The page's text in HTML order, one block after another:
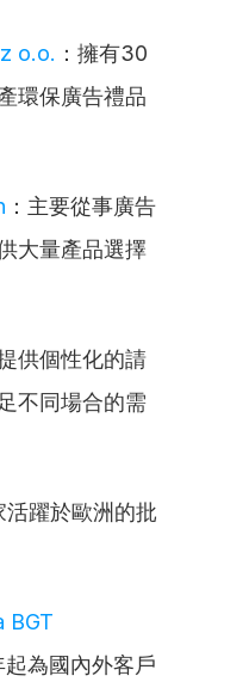
o.o. ：擁有30
環保廣告禮品
：主要從事廣告
大量產品選擇
提供個性化的請
不同場合的需
活躍於歐洲的批
BGT
起為國內外客戶